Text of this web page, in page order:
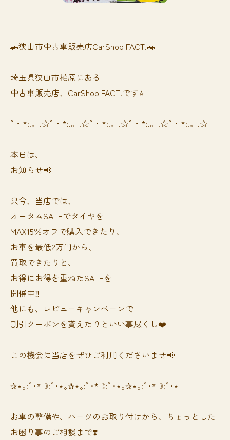
🚗狭山市中古車販売店CarShop FACT.🚗
埼玉県狭山市柏原にある
中古車販売店、CarShop FACT.です⭐️
°・*:.。.☆°・*:.。.☆°・*:.。.☆°・*:.。.☆°・*:.。.☆
本日は、
お知らせ📢
只今、当店では、
オータムSALEでタイヤを
MAX15％オフで購入できたり、
お車を最低2万円から、
買取できたりと、
お得にお得を重ねたSALEを
開催中‼️
他にも、レビューキャンペーンで
割引クーポンを貰えたりといい事尽くし❤️
この機会に当店をぜひご利用くださいませ📢
✰⋆｡:ﾟ･*☽:ﾟ･⋆｡✰⋆｡:ﾟ･*☽:ﾟ･⋆｡✰⋆｡:ﾟ･*☽:ﾟ･⋆
お車の整備や、パーツのお取り付けから、ちょっとした
お困り事のご相談まで❣️